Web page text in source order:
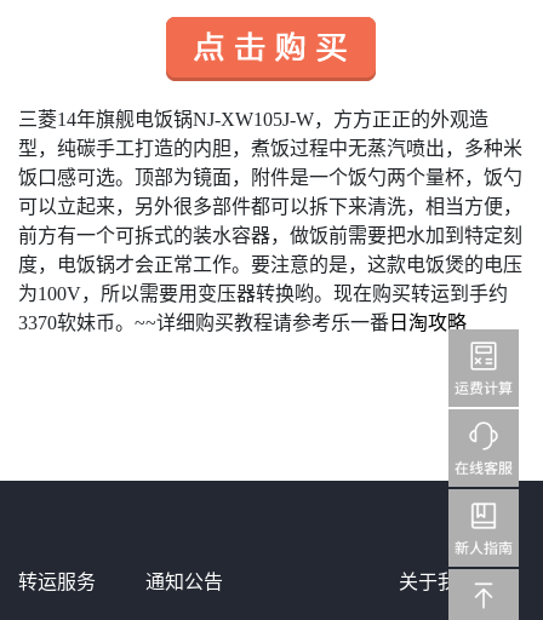
三菱14年旗舰电饭锅NJ-XW105J-W，方方正正的外观造
型，纯碳手工打造的内胆，煮饭过程中无蒸汽喷出，多种米
饭口感可选。顶部为镜面，附件是一个饭勺两个量杯，饭勺
可以立起来，另外很多部件都可以拆下来清洗，相当方便，
前方有一个可拆式的装水容器，做饭前需要把水加到特定刻
度，电饭锅才会正常工作。要注意的是，这款电饭煲的电压
为100V，所以需要用变压器转换哟。现在购买转运到手约
3370软妹币。 ~~详细购买教程请参考乐一番 日淘攻略
转运服务 通知公告 关于我们